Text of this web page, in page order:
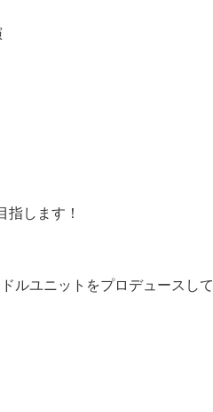
指します！
ルユニットをプロデュースして